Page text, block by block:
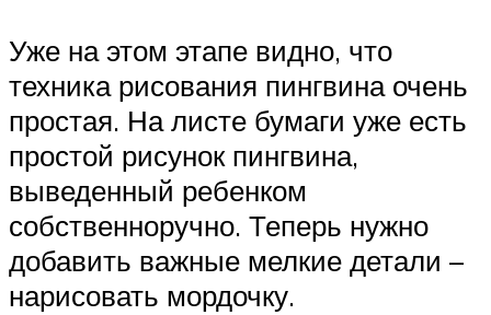
Уже на этом этапе видно, что
техника рисования пингвина очень
простая. На листе бумаги уже есть
простой рисунок пингвина,
выведенный ребенком
собственноручно. Теперь нужно
добавить важные мелкие детали –
нарисовать мордочку.